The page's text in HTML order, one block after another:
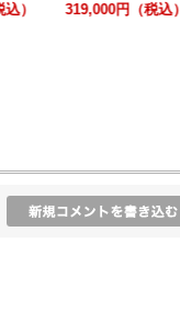
319,000円（税込）